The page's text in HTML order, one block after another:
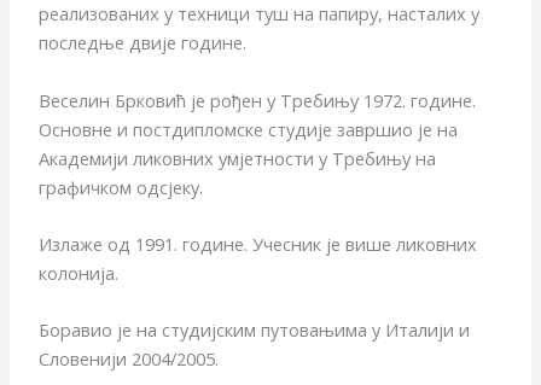
реализованих у техници туш на папиру, насталих у
последње двије године.
Веселин Брковић је рођен у Требињу 1972. године.
Основне и постдипломске студије завршио је на
Академији ликовних умјетности у Требињу на
графичком одсјеку.
Излаже од 1991. године. Учесник је више ликовних
колонија.
Боравио је на студијским путовањима у Италији и
Словенији 2004/2005.